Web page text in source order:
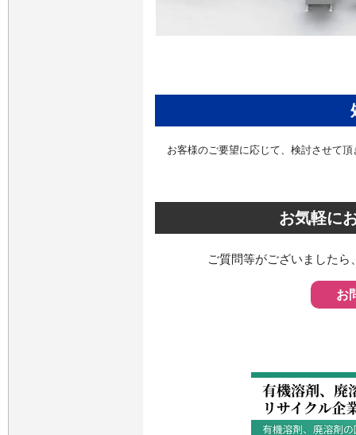
お客様のご要望に応じて、検討させて
お気軽に
ご質問等がございました
お